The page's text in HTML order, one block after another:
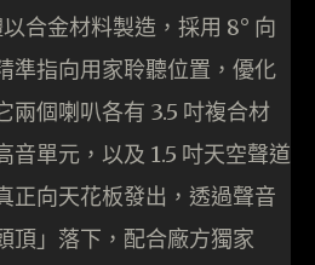
合金材料製造，採用 8° 向
準指向用家聆聽位置，優化
兩個喇叭各有 3.5 吋複合材
音單元，以及 1.5 吋天空聲道
正向天花板發出，透過聲音
頂」落下，配合廠方獨家